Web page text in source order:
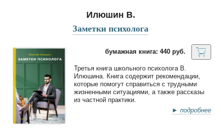
Илюшин В.
Заметки психолога
бумажная книга: 440 руб.
Третья книга школьного психолога В.
Илюшина. Книга содержит рекомендации,
которые помогут справиться с трудными
жизненными ситуациями, а также рассказы
из частной практики.
► подробнее